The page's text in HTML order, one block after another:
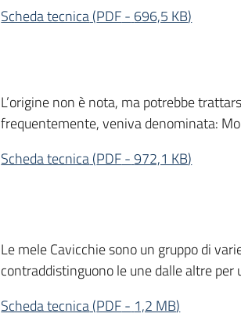
Scheda tecnica(PDF- 696,5 KB)
L’origine non è nota, ma potrebbe
frequentemente, veniva denominata:
Scheda tecnica(PDF-972,1 KB)
Le mele Cavicchie sono un gruppo di
contraddistinguono le une dalle altre
Scheda tecnica(PDF- 1,2 MB)